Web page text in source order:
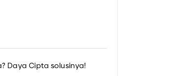
Daya Cipta solusinya!